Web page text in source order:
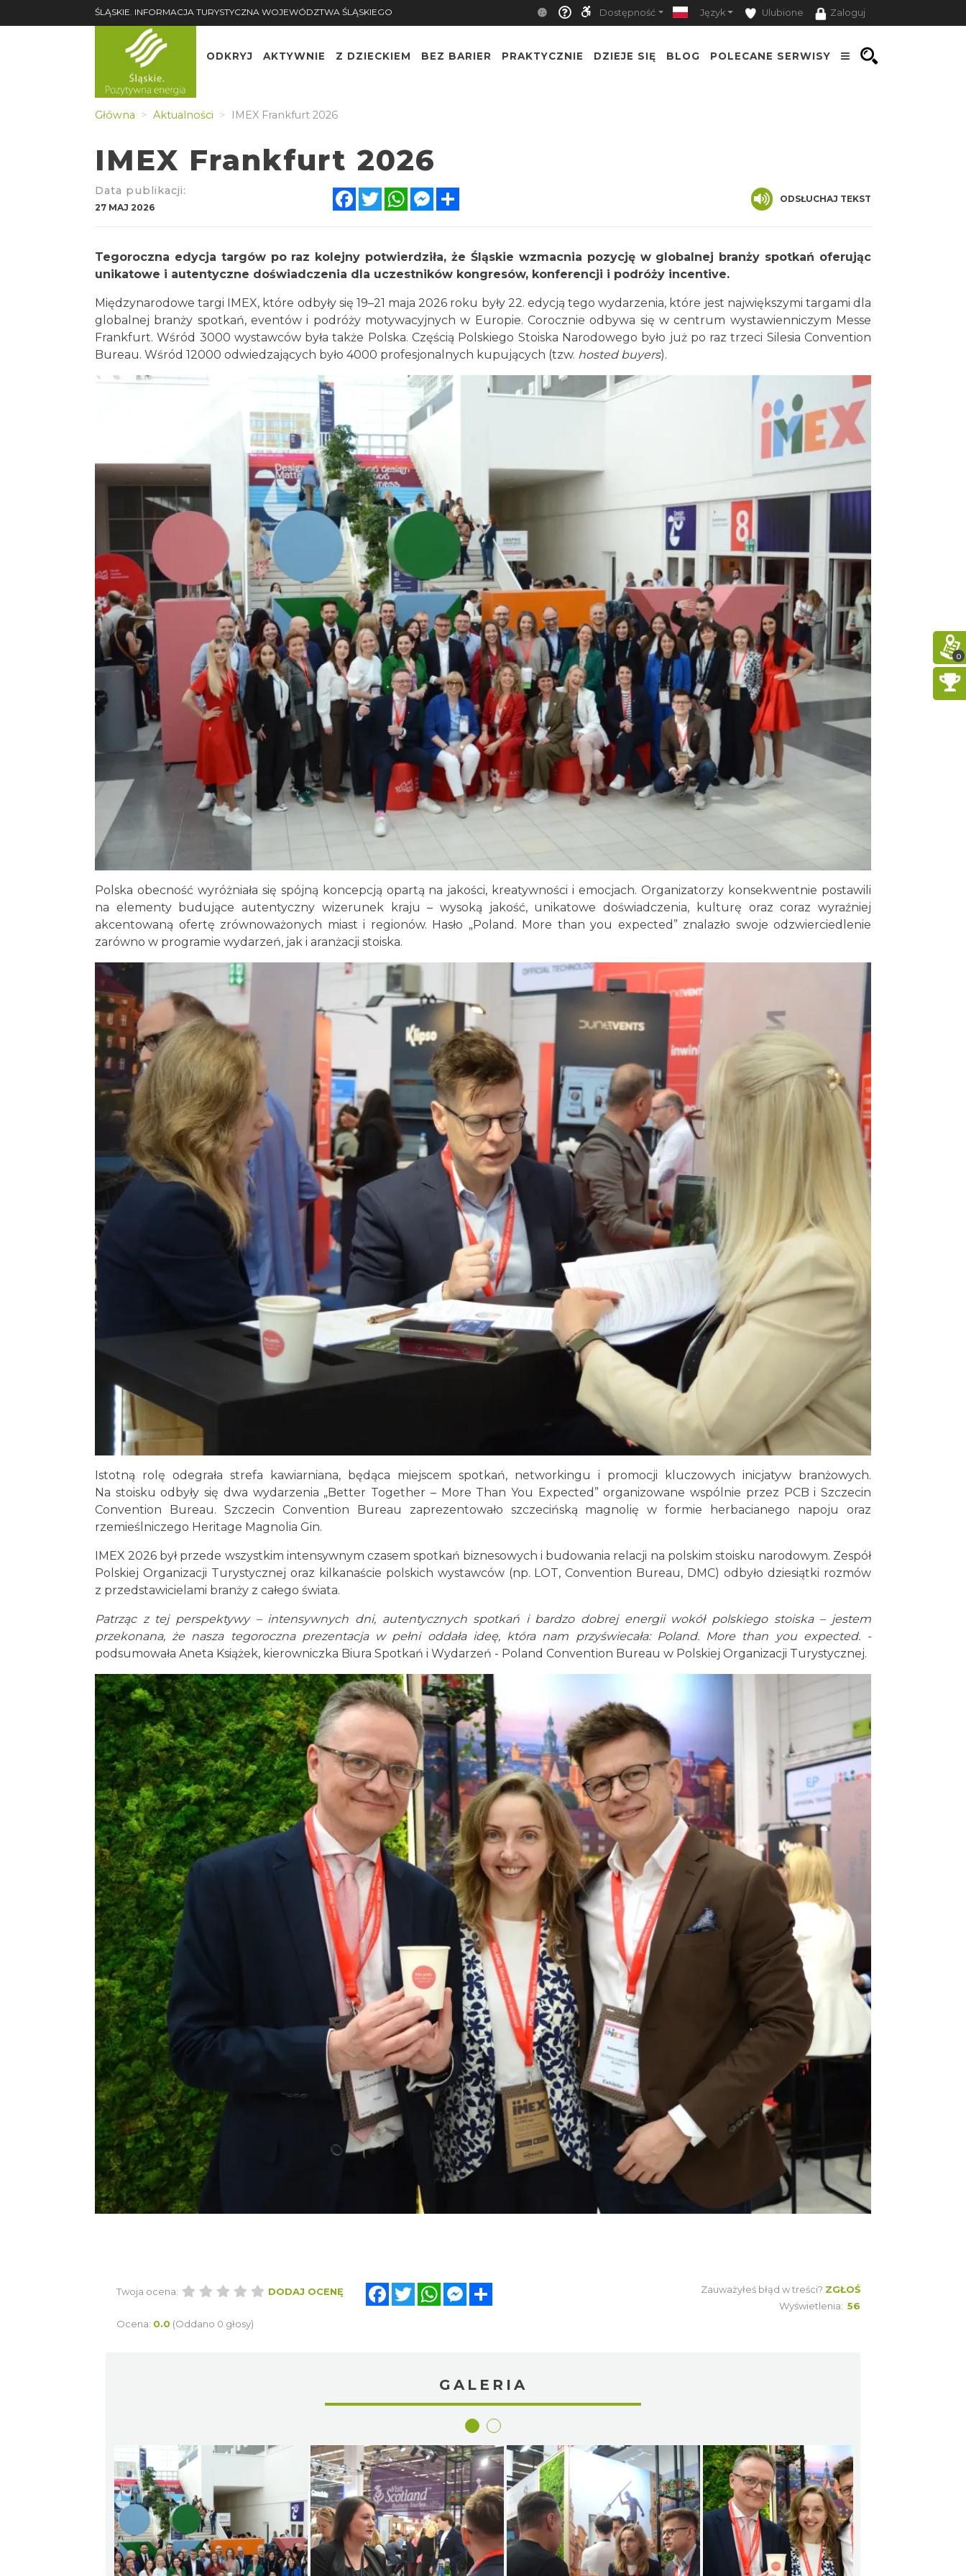
ŚLĄSKIE. INFORMACJA TURYSTYCZNA WOJEWÓDZTWA ŚLĄSKIEGO Dostępność Język Ulubione Zaloguj
ODKRYJ AKTYWNIE Z DZIECKIEM BEZ BARIER PRAKTYCZNIE DZIEJE SIĘ BLOG POLECANE SERWISY
Główna Aktualności IMEX Frankfurt 2026
IMEX Frankfurt 2026
Data publikacji:
27 MAJ 2026
FacebookTwitterWhatsAppMessenger ODSŁUCHAJ TEKST
Tegoroczna edycja targów po raz kolejny potwierdziła, że Śląskie wzmacnia pozycję w globalnej branży spotkań oferując
unikatowe i autentyczne doświadczenia dla uczestników kongresów, konferencji i podróży incentive.
Międzynarodowe targi IMEX, które odbyły się 19–21 maja 2026 roku były 22. edycją tego wydarzenia, które jest największymi targami dla
globalnej branży spotkań, eventów i podróży motywacyjnych w Europie. Corocznie odbywa się w centrum wystawienniczym Messe
Frankfurt. Wśród 3000 wystawców była także Polska. Częścią Polskiego Stoiska Narodowego było już po raz trzeci Silesia Convention
Bureau. Wśród 12000 odwiedzających było 4000 profesjonalnych kupujących (tzw. hosted buyers).
Polska obecność wyróżniała się spójną koncepcją opartą na jakości, kreatywności i emocjach. Organizatorzy konsekwentnie postawili
na elementy budujące autentyczny wizerunek kraju – wysoką jakość, unikatowe doświadczenia, kulturę oraz coraz wyraźniej
akcentowaną ofertę zrównoważonych miast i regionów. Hasło „Poland. More than you expected” znalazło swoje odzwierciedlenie
zarówno w programie wydarzeń, jak i aranżacji stoiska.
Istotną rolę odegrała strefa kawiarniana, będąca miejscem spotkań, networkingu i promocji kluczowych inicjatyw branżowych.
Na stoisku odbyły się dwa wydarzenia „Better Together – More Than You Expected” organizowane wspólnie przez PCB i Szczecin
Convention Bureau. Szczecin Convention Bureau zaprezentowało szczecińską magnolię w formie herbacianego napoju oraz
rzemieślniczego Heritage Magnolia Gin.
IMEX 2026 był przede wszystkim intensywnym czasem spotkań biznesowych i budowania relacji na polskim stoisku narodowym. Zespół
Polskiej Organizacji Turystycznej oraz kilkanaście polskich wystawców (np. LOT, Convention Bureau, DMC) odbyło dziesiątki rozmów
z przedstawicielami branży z całego świata.
Patrząc z tej perspektywy – intensywnych dni, autentycznych spotkań i bardzo dobrej energii wokół polskiego stoiska – jestem
przekonana, że nasza tegoroczna prezentacja w pełni oddała ideę, która nam przyświecała: Poland. More than you expected. -
podsumowała Aneta Książek, kierowniczka Biura Spotkań i Wydarzeń - Poland Convention Bureau w Polskiej Organizacji Turystycznej.
Twoja ocena: DODAJ OCENĘ
Ocena: 0.0 (Oddano 0 głosy)
FacebookTwitterWhatsAppMessenger Zauważyłeś błąd w treści? ZGŁOŚ
Wyświetlenia: 56
GALERIA
0